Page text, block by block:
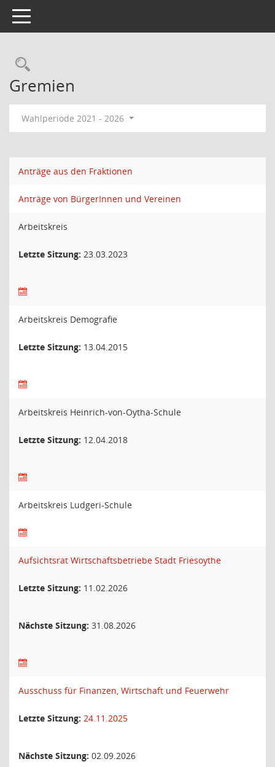
Toggle navigation
Rechercheauswahl
Gremien
Wahlperiode 2021 - 2026
Anträge aus den Fraktionen
Anträge von BürgerInnen und Vereinen
Arbeitskreis
Letzte Sitzung: 23.03.2023
Arbeitskreis Demografie
Letzte Sitzung: 13.04.2015
Arbeitskreis Heinrich-von-Oytha-Schule
Letzte Sitzung: 12.04.2018
Arbeitskreis Ludgeri-Schule
Aufsichtsrat Wirtschaftsbetriebe Stadt Friesoythe
Letzte Sitzung: 11.02.2026
Nächste Sitzung: 31.08.2026
Ausschuss für Finanzen, Wirtschaft und Feuerwehr
Letzte Sitzung: 24.11.2025
Nächste Sitzung: 02.09.2026